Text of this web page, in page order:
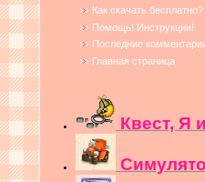
Как скачать бесплатно?
Помощь! Инструкции!
Последние
Главная страница
Квест, Я